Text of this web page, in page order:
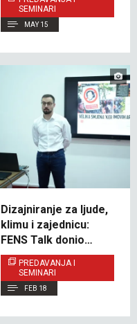
UralSEMINARI
MAY 15
Dizajniranje za ljude,
klimu i zajednicu:
FENS Talk donio
savremene prakse
javnog prostora na
IUS
PREDAVANJA I
SEMINARI
FEB 18